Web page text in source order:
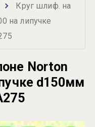
Круг шлиф. на
на липучке
Norton
d150мм